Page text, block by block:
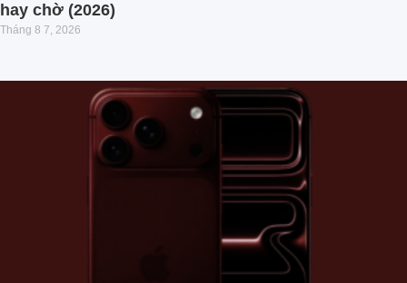
hay chờ (2026)
Tháng 8 7, 2026